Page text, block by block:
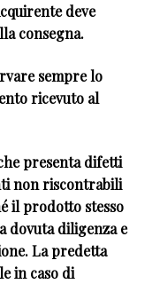
deve
consegna.
sempre lo
ricevuto al
presenta difetti
non riscontrabili
il prodotto stesso
dovuta diligenza e
La predetta
in caso di